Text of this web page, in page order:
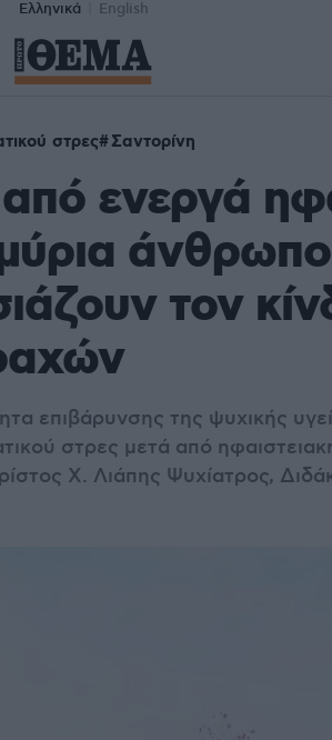
Ελληνικά English
στρες Σαντορίνη
ενεργά
τον
επιβάρυνσης της ψυχικής
στρες μετά από
Χ. Λιάπης Ψυχίατρος,